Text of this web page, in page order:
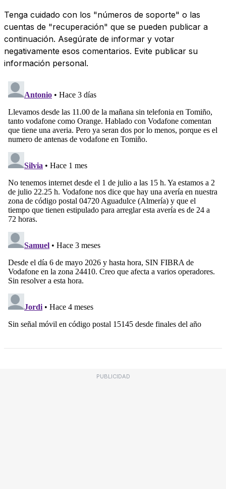
Tenga cuidado con los "números de soporte" o las
cuentas de "recuperación" que se pueden publicar a
continuación. Asegúrate de informar y votar
negativamente esos comentarios. Evite publicar su
información personal.
PUBLICIDAD